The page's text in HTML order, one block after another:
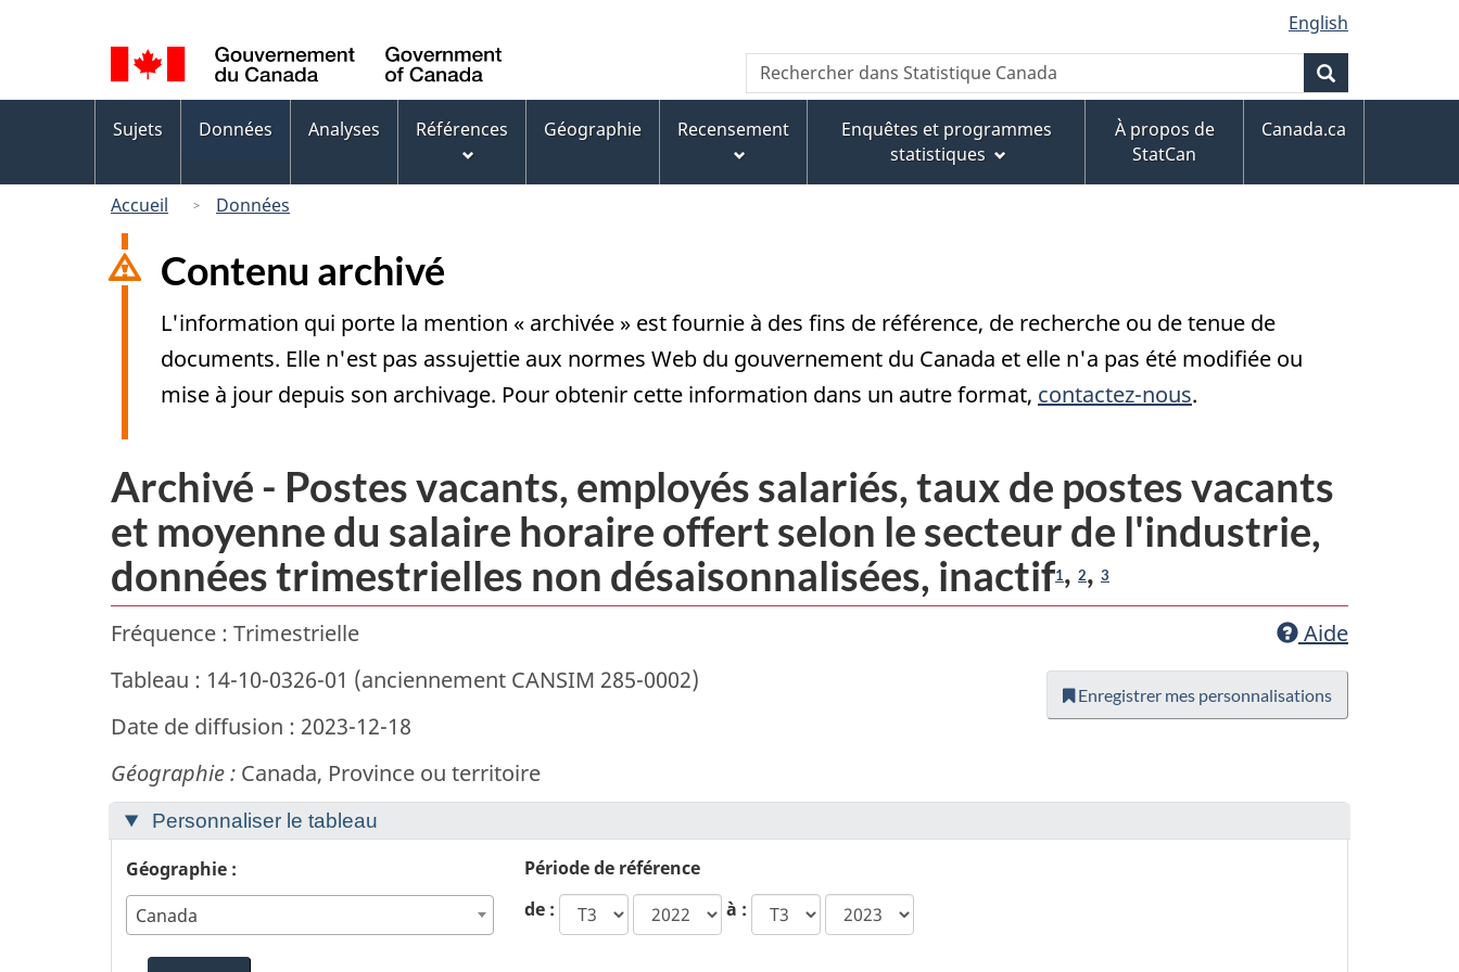
au
contenu
principal
« À
propos
de
ce
version
HTML
simplifiée
de
la
langue
English
Canada
Recherche
Rechercher
dans
Canada
Menus
des
sujets
Sujets Données Analyses Références Géographie Recensement
Enquêtes et programmes
statistiques
À propos de
StatCan
Canada.ca
Accueil Données
Contenu archivé
L'information qui porte la mention « archivée » est fournie à des fins de référence, de recherche ou de tenue de
documents. Elle n'est pas assujettie aux normes Web du gouvernement du Canada et elle n'a pas été modifiée ou
mise à jour depuis son archivage. Pour obtenir cette information dans un autre format, contactez-nous.
Archivé - Postes vacants, employés salariés, taux de postes vacants
et moyenne du salaire horaire offert selon le secteur de l'industrie,
données trimestrielles non désaisonnalisées, inactif1, 2, 3
Fréquence : Trimestrielle
Tableau : 14-10-0326-01 (anciennement CANSIM 285-0002)
Date de diffusion : 2023-12-18
Géographie : Canada, Province ou territoire
Aide
Enregistrer mes personnalisations
Personnaliser le tableau
Géographie :
Canada
Période de référence
de :
année
de
à : ca.statcan.tableviewer.web.hiddenlabel.timeframeRange.endYear